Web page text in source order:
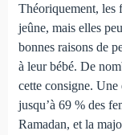
Théoriquement, les
jeûne, mais elles
bonnes raisons de
à leur bébé. De
cette consigne. Une
jusqu’à 69 % des
Ramadan, et la